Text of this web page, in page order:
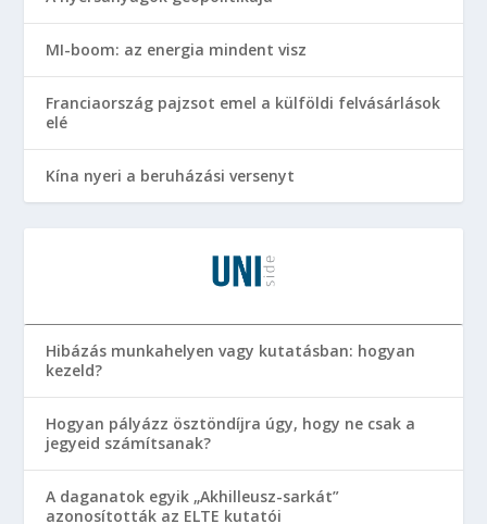
MI-boom: az energia mindent visz
Franciaország pajzsot emel a külföldi felvásárlások
elé
Kína nyeri a beruházási versenyt
Hibázás munkahelyen vagy kutatásban: hogyan
kezeld?
Hogyan pályázz ösztöndíjra úgy, hogy ne csak a
jegyeid számítsanak?
A daganatok egyik „Akhilleusz-sarkát”
azonosították az ELTE kutatói